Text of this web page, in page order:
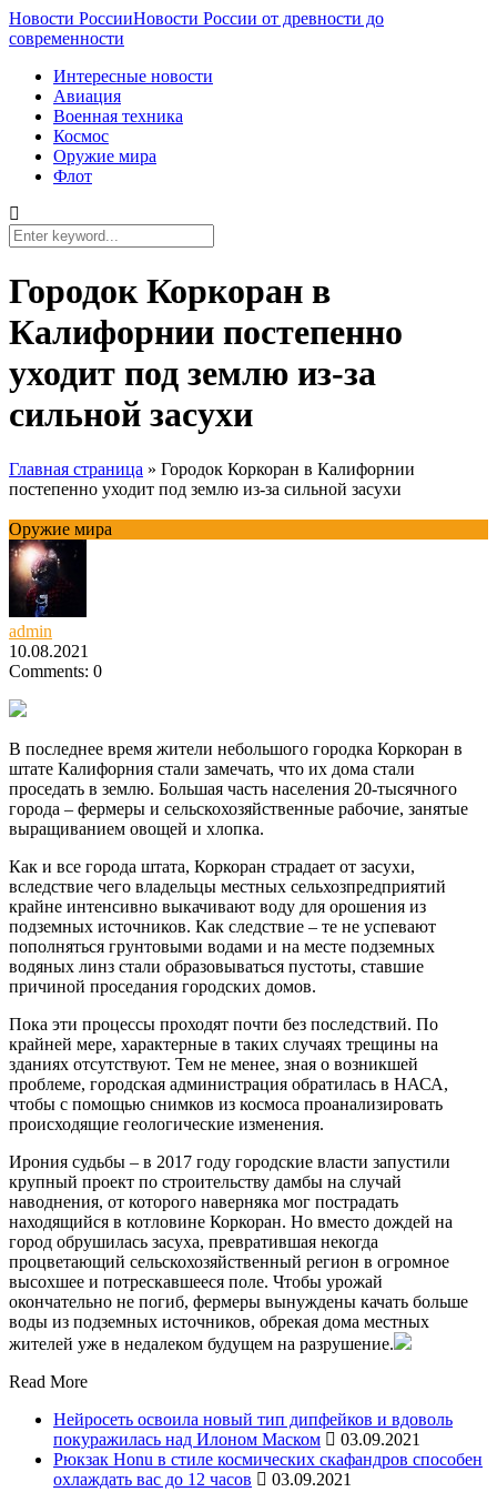
Новости РоссииНовости России от древности до
современности
Интересные новости
Авиация
Военная техника
Космос
Оружие мира
Флот
Городок Коркоран в
Калифорнии постепенно
уходит под землю из-за
сильной засухи
Главная страница » Городок Коркоран в Калифорнии
постепенно уходит под землю из-за сильной засухи
Оружие мира
admin
10.08.2021
Comments: 0
В последнее время жители небольшого городка Коркоран в
штате Калифорния стали замечать, что их дома стали
проседать в землю. Большая часть населения 20-тысячного
города – фермеры и сельскохозяйственные рабочие, занятые
выращиванием овощей и хлопка.
Как и все города штата, Коркоран страдает от засухи,
вследствие чего владельцы местных сельхозпредприятий
крайне интенсивно выкачивают воду для орошения из
подземных источников. Как следствие – те не успевают
пополняться грунтовыми водами и на месте подземных
водяных линз стали образовываться пустоты, ставшие
причиной проседания городских домов.
Пока эти процессы проходят почти без последствий. По
крайней мере, характерные в таких случаях трещины на
зданиях отсутствуют. Тем не менее, зная о возникшей
проблеме, городская администрация обратилась в НАСА,
чтобы с помощью снимков из космоса проанализировать
происходящие геологические изменения.
Ирония судьбы – в 2017 году городские власти запустили
крупный проект по строительству дамбы на случай
наводнения, от которого наверняка мог пострадать
находящийся в котловине Коркоран. Но вместо дождей на
город обрушилась засуха, превратившая некогда
процветающий сельскохозяйственный регион в огромное
высохшее и потрескавшееся поле. Чтобы урожай
окончательно не погиб, фермеры вынуждены качать больше
воды из подземных источников, обрекая дома местных
жителей уже в недалеком будущем на разрушение.
Read More
Нейросеть освоила новый тип дипфейков и вдоволь
покуражилась над Илоном Маском
03.09.2021
Рюкзак Honu в стиле космических скафандров способен
охлаждать вас до 12 часов
03.09.2021